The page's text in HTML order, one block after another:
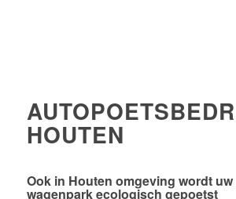
HOUTEN
Ook in Houten omgeving wordt
wagenparkecologisch gepoetst